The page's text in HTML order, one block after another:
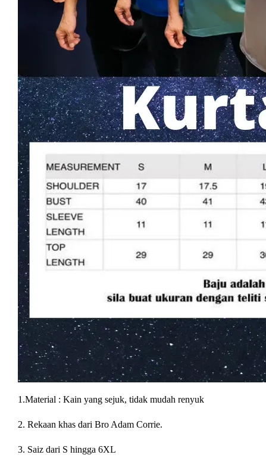
1.Material : Kain yang sejuk, tidak mudah renyuk
2. Rekaan khas dari Bro Adam Corrie.
3. Saiz dari S hingga 6XL